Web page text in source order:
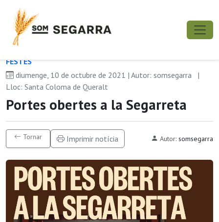
FESTES
diumenge, 10 de octubre de 2021 | Autor: somsegarra
|
Lloc: Santa Coloma de Queralt
Portes obertes a la Segarreta
Tornar Imprimir notícia Autor: somsegarra